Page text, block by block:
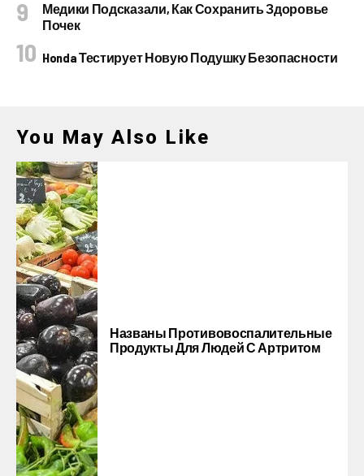
Медики Подсказали, Как Сохранить Здоровье
Почек
Honda Тестирует Новую Подушку Безопасности
You May Also Like
Названы Противовоспалительные
Продукты Для Людей С Артритом